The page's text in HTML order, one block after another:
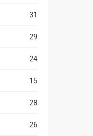
31
29
24
15
28
26